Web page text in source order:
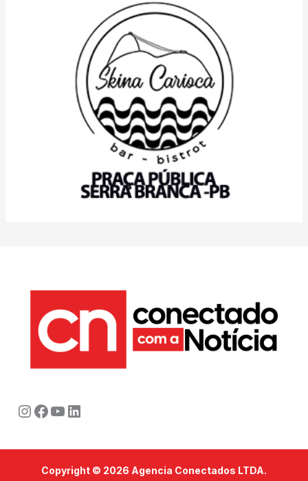
Instagram
Facebook
Youtube
LinkedIn
Copyright © 2026 Agencia Conectados LTDA.